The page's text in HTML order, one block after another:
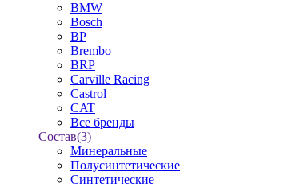
BMW
Bosch
BP
Brembo
BRP
Carville Racing
Castrol
CAT
Все бренды
Состав(3)
Минеральные
Полусинтетические
Синтетические